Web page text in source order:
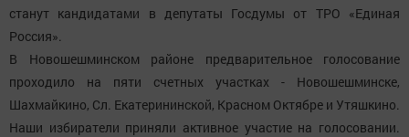
станут кандидатами в депутаты Госдумы от ТРО «Единая
Россия».
В Новошешминском районе предварительное голосование
проходило на пяти счетных участках - Новошешминске,
Шахмайкино, Сл. Екатерининской, Красном Октябре и Утяшкино.
Наши избиратели приняли активное участие на голосовании.